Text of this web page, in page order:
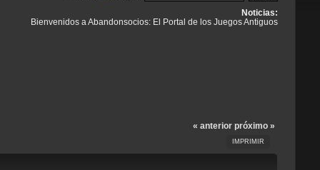
Noticias:
Bienvenidos a Abandonsocios: El Portal de los Juegos Antiguos
« anterior próximo »
IMPRIMIR